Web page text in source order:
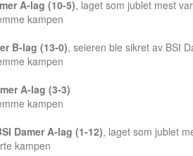
A-lag (10-5), laget som jublet mest
kampen
B-lag (13-0), seieren ble sikret av BSI
kampen
A-lag (3-3)
kampen
Damer A-lag (1-12), laget som jublet
kampen